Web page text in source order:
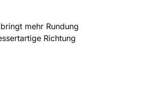
mehr Rundung
Richtung